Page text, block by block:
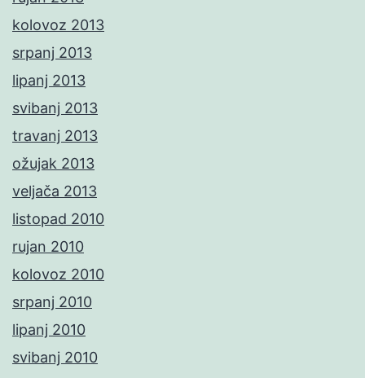
kolovoz 2013
srpanj 2013
lipanj 2013
svibanj 2013
travanj 2013
ožujak 2013
veljača 2013
listopad 2010
rujan 2010
kolovoz 2010
srpanj 2010
lipanj 2010
svibanj 2010